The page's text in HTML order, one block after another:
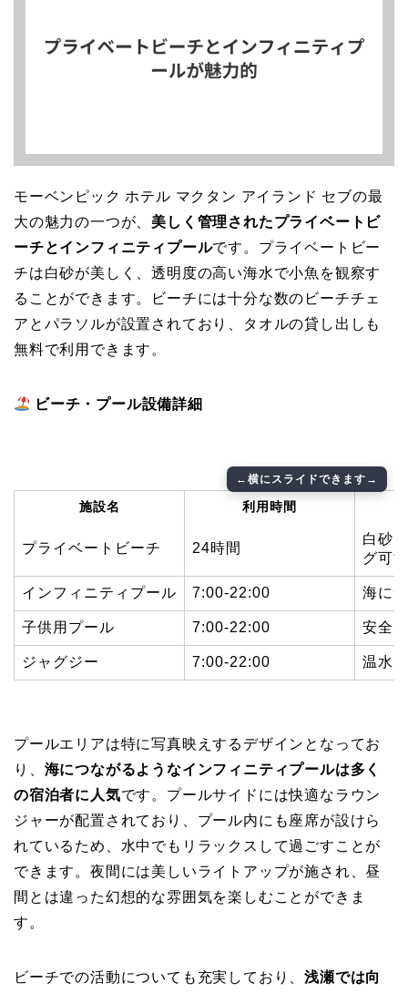
モーベンピック ホテル マクタン アイランド セブの最
大の魅力の一つが、 美しく管理されたプライベートビ
ーチとインフィニティプールです。プライベートビー
チは白砂が美しく、透明度の高い海水で小魚を観察す
ることができます。ビーチには十分な数のビーチチェ
アとパラソルが設置されており、タオルの貸し出しも
無料で利用できます。
ビーチ・プール設備詳細
施設名 利用時間
プライベートビーチ 24時間
白砂
グ可能
インフィニティプール 7:00-22:00 海に
子供用プール 7:00-22:00 安全
ジャグジー 7:00-22:00 温水
プールエリアは特に写真映えするデザインとなってお
り、 海につながるようなインフィニティプールは多く
の宿泊者に人気です。プールサイドには快適なラウン
ジャーが配置されており、プール内にも座席が設けら
れているため、水中でもリラックスして過ごすことが
できます。夜間には美しいライトアップが施され、昼
間とは違った幻想的な雰囲気を楽しむことができま
す。
ビーチでの活動についても充実しており、浅瀬では向